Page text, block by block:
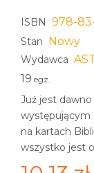
ISBN 978-
Stan Nowy
Wydawca
19 egz.
Już jest
występującym
na kartach
wszystko jest